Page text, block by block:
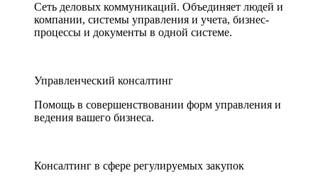
Сеть деловых коммуникаций. Объединяет людей и
компании, системы управления и учета, бизнес-
процессы и документы в одной системе.
Управленческий консалтинг
Помощь в совершенствовании форм управления и
ведения вашего бизнеса.
Консалтинг в сфере регулируемых закупок